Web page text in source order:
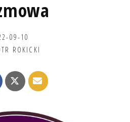
09-10
ROKICKI